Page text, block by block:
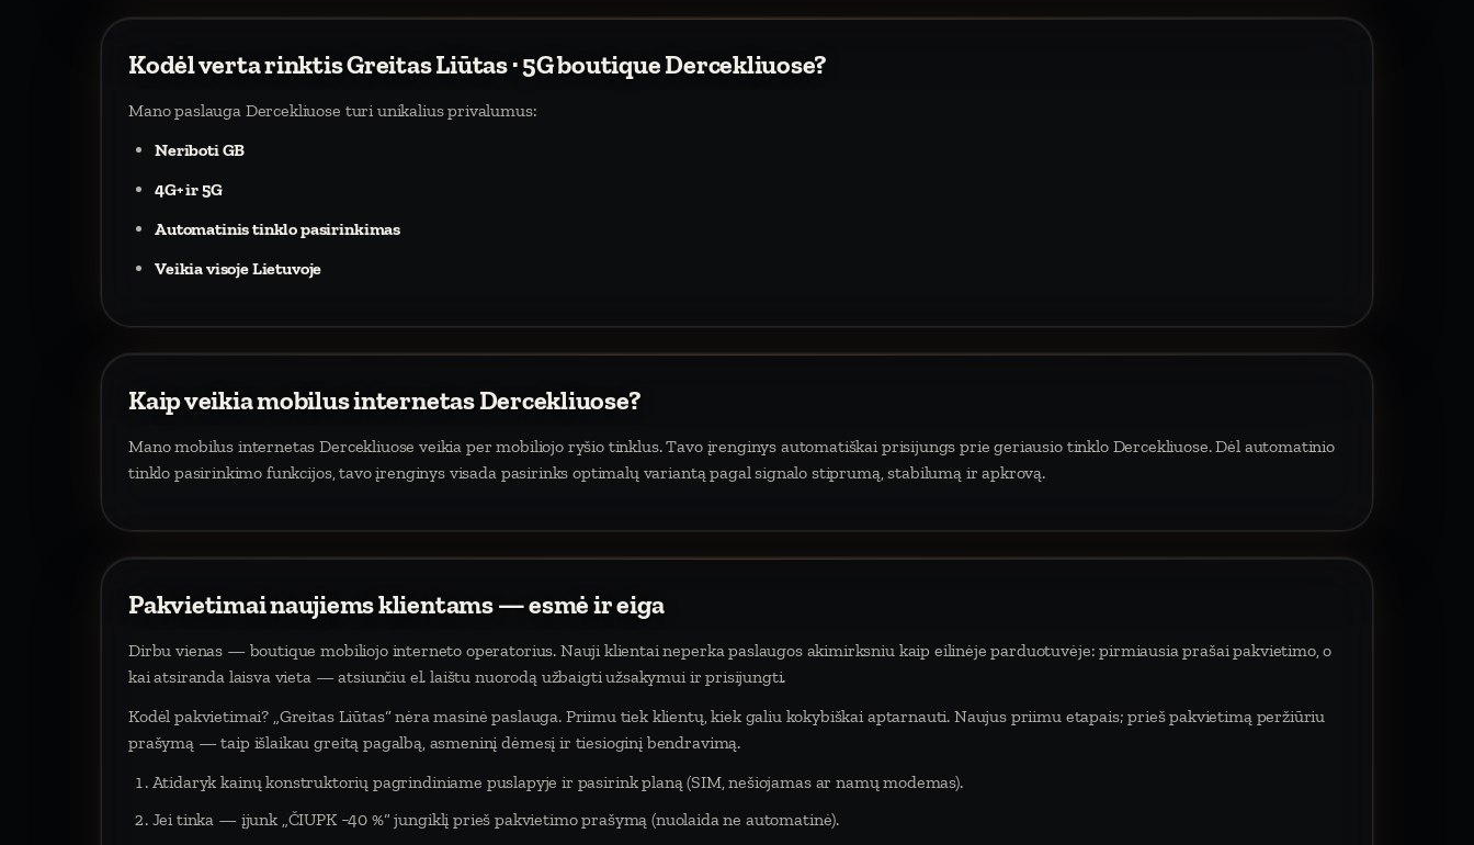
Kodėl verta rinktis Greitas Liūtas · 5G boutique Dercekliuose?
Mano paslauga Dercekliuose turi unikalius privalumus:
Neriboti GB
4G+ ir 5G
Automatinis tinklo pasirinkimas
Veikia visoje Lietuvoje
Kaip veikia mobilus internetas Dercekliuose?
Mano mobilus internetas Dercekliuose veikia per mobiliojo ryšio tinklus. Tavo įrenginys automatiškai prisijungs prie geriausio tinklo Dercekliuose. Dėl automatinio
tinklo pasirinkimo funkcijos, tavo įrenginys visada pasirinks optimalų variantą pagal signalo stiprumą, stabilumą ir apkrovą.
Pakvietimai naujiems klientams — esmė ir eiga
Dirbu vienas — boutique mobiliojo interneto operatorius. Nauji klientai neperka paslaugos akimirksniu kaip eilinėje parduotuvėje: pirmiausia prašai pakvietimo, o
kai atsiranda laisva vieta — atsiunčiu el. laištu nuorodą užbaigti užsakymui ir prisijungti.
Kodėl pakvietimai? „Greitas Liūtas“ nėra masinė paslauga. Priimu tiek klientų, kiek galiu kokybiškai aptarnauti. Naujus priimu etapais; prieš pakvietimą peržiūriu
prašymą — taip išlaikau greitą pagalbą, asmeninį dėmesį ir tiesioginį bendravimą.
Atidaryk kainų konstruktorių pagrindiniame puslapyje ir pasirink planą (SIM, nešiojamas ar namų modemas).
Jei tinka — įjunk „ČIUPK −40 %“ jungiklį prieš pakvietimo prašymą (nuolaida ne automatinė).